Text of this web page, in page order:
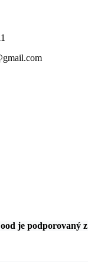
je podporovaný z